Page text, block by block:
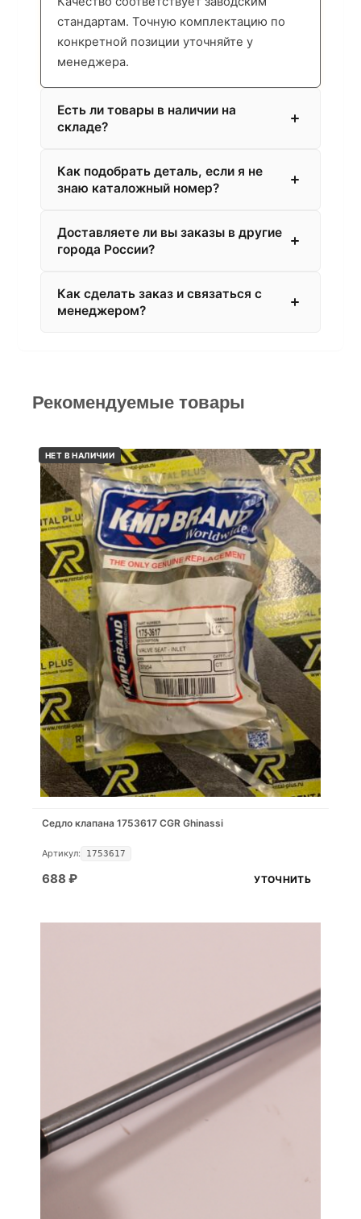
стандартам. Точную комплектацию по
конкретной позиции уточняйте у
менеджера.
Есть ли товары в наличии на
складе?
Как подобрать деталь, если я не
знаю каталожный номер?
Доставляете ли вы заказы в другие
города России?
Как сделать заказ и связаться с
менеджером?
Рекомендуемые товары
НЕТ В НАЛИЧИИ
Седло клапана 1753617 CGR Ghinassi
Артикул: 1753617
688 ₽ УТОЧНИТЬ